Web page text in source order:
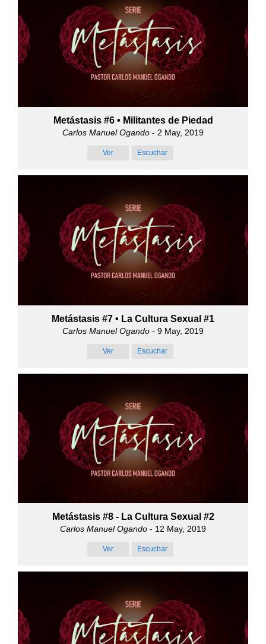
Metástasis #6 • Militantes de Piedad
Carlos Manuel Ogando - 2 May, 2019
Ver Escuchar
Metástasis #7 • La Cultura Sexual #1
Carlos Manuel Ogando - 9 May, 2019
Ver Escuchar
Metástasis #8 - La Cultura Sexual #2
Carlos Manuel Ogando - 12 May, 2019
Ver Escuchar